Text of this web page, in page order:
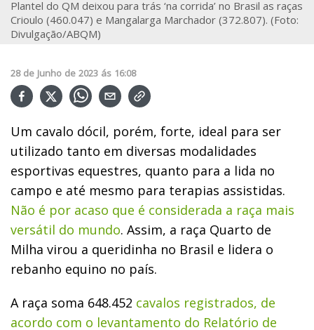
Plantel do QM deixou para trás ‘na corrida’ no Brasil as raças
Crioulo (460.047) e Mangalarga Marchador (372.807). (Foto:
Divulgação/ABQM)
28 de Junho de 2023 ás 16:08
Um cavalo dócil, porém, forte, ideal para ser
utilizado tanto em diversas modalidades
esportivas equestres, quanto para a lida no
campo e até mesmo para terapias assistidas.
Não é por acaso que é considerada a raça mais
versátil do mundo. Assim, a raça Quarto de
Milha virou a queridinha no Brasil e lidera o
rebanho equino no país.
A raça soma 648.452 cavalos registrados, de
acordo com o levantamento do Relatório de